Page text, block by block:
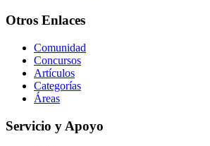
Otros Enlaces
Comunidad
Concursos
Artículos
Categorías
Áreas
Servicio y Apoyo